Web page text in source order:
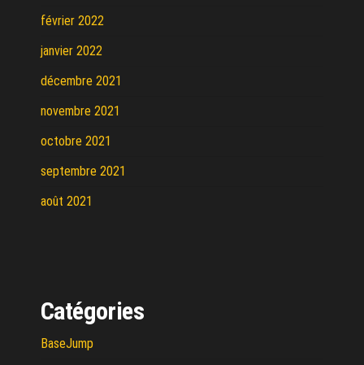
février 2022
janvier 2022
décembre 2021
novembre 2021
octobre 2021
septembre 2021
août 2021
Catégories
BaseJump